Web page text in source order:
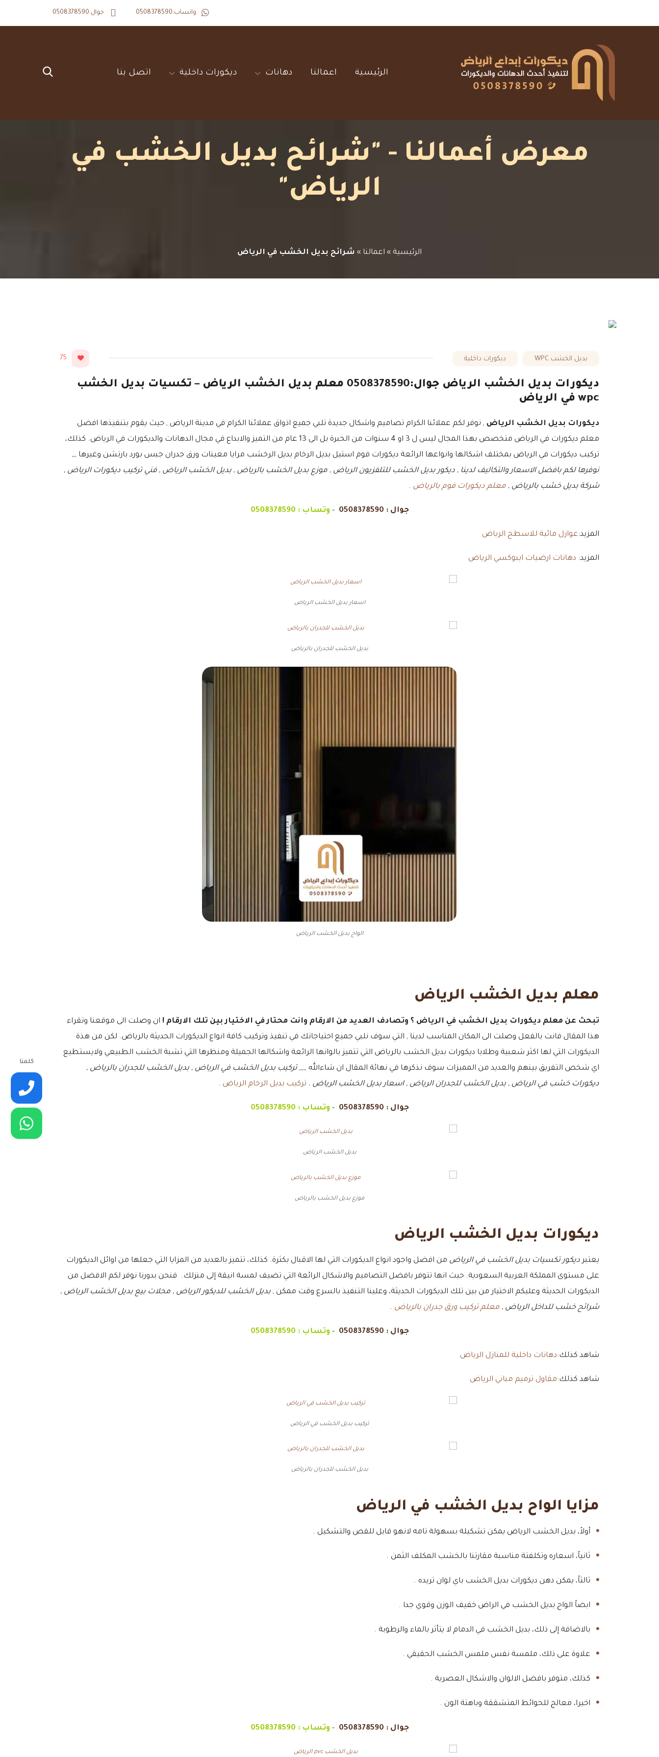
واتساب:0508378590 جوال:0508378590
الرئيسية‎ اعمالنا‎ دهانات‎ ديكورات داخلية‎ اتصل بنا‎
معرض أعمالنا - "شرائح بديل الخشب في
الرياض"
الرئيسية » اعمالنا » شرائح بديل الخشب في الرياض
بديل الخشب WPC ديكورات داخلية 75
ديكورات بديل الخشب الرياض جوال:0508378590 معلم بديل الخشب الرياض – تكسيات بديل الخشب
wpc في الرياض
ديكورات بديل الخشب الرياض , نوفر لكم عملائنا الكرام تصاميم واشكال جديدة تلبي جميع اذواق عملائنا الكرام في مدينة الرياض , حيث يقوم بتنفيذها افضل
معلم ديكورات في الرياض متخصص بهذا المجال ليس ل 3 او 4 سنوات من الخبرة بل الى 13 عام من التميز والابداع في مجال الدهانات والديكورات في الرياض. كذلك،
تركيب ديكورات في الرياض بمختلف اشكالها وانواعها الرائعة ديكورات فوم استيل بديل الرخام بديل الرخشب مرايا معينات ورق جدران جبس بورد بارتشن وغيرها ,,,
نوفرها لكم بافضل الاسعار والتكاليف لدينا , ديكور بديل الخشب للتلفزيون الرياض , موزع بديل الخشب بالرياض , بديل الخشب الرياض , فني تركيب ديكورات الرياض ,
شركة بديل خشب بالرياض , معلم ديكورات فوم بالرياض .
جوال :0508378590
– وتساب :0508378590
المزيد:عوازل مائية للاسطح الرياض
المزيد: دهانات ارضيات ايبوكسي الرياض
اسعار بديل الخشب الرياض
بديل الخشب للجدران بالرياض
الواح بديل الخشب الرياض
معلم بديل الخشب الرياض
تبحث عن معلم ديكورات بديل الخشب في الرياض ؟ وتصادف العديد من الارقام وانت محتار في الاختيار بين تلك الارقام ! ان وصلت الى موقعنا وتقراء
هذا المقال فانت بالفعل وصلت الى المكان المناسب لدينا , التي سوف نلبي جميع احتياجاتك في تنفيذ وتركيب كافة انواع الديكورات الحديثة بالرياض. لكن من هذة
الديكورات التي لها اكثر شعبية وطلابا ديكورات بديل الخشب بالرياض التي تتميز بالوانها الرائعة واشكالها الجميلة ومنظرها التي تشبة الخشب الطبيعي ولايستطيع
اي شخص التفريق بينهم والعديد من المميزات سوف نذكرها في نهائة المقال ان شاءالله ,,,,, تركيب بديل الخشب في الرياض , بديل الخشب للجدران بالرياض ,
ديكورات خشب في الرياض , بديل الخشب للجدران الرياض , اسعار بديل الخشب الرياض . تركيب بديل الرخام الرياض .
جوال :0508378590
– وتساب :0508378590
بديل الخشب الرياض
موزع بديل الخشب بالرياض
ديكورات بديل الخشب الرياض
يعتبرديكور تكسيات بديل الخشب في الرياض من افضل واجود انواع الديكورات التي لها الاقبال بكثرة. كذلك، تتميز بالعديد من المزايا التي جعلها من اوائل الديكورات
على مستوى المملكة العربية السعودية. حيث انها تتوفر بافضل التصاميم والاشكال الرائعة التي تضيف لمسة انيقة إلى منزلك. فنحن بدورنا نوفر لكم الافضل من
الديكورات الحديثة وعليكم الاختيار من بين تلك الديكورات الحديثة، وعلينا التنفيذ بالسرع وقت ممكن , بديل الخشب للديكور الرياض , محلات بيع بديل الخشب الرياض ,
شرائح خشب للداخل الرياض , معلم تركيب ورق جدران بالرياض .
جوال :0508378590
– وتساب :0508378590
شاهد كذلك:دهانات داخلية للمنازل الرياض
شاهد كذلك:مقاول ترميم مباني الرياض
تركيب بديل الخشب في الرياض
بديل الخشب للجدران بالرياض
مزايا الواح بديل الخشب في الرياض
أولاً، بديل الخشب الرياض يمكن تشكيلة بسهولة تامه لانهو قابل للقص والتشكيل .
ثانياً، اسعاره وتكلفتة مناسبة مقارتنا بالخشب المكلف الثمن .
ثالثاً، يمكن دهن ديكورات بديل الخشب باي لوان تريده .
ابضاً الواح بديل الخشب في الراض خفيف الوزن وقوي جدا .
بالاضافة إلى ذلك، بديل الخشب في الدمام لا يتأثر بالماء والرطوبة .
علاوة على ذلك، ملمسة نفس ملمس الخشب الحقيقي .
كذلك، متوفر بافضل الالوان والاشكال العصرية .
اخيرا، معالج للحوائط المتشققة وباهتة الون .
جوال :0508378590
– وتساب :0508378590
كلمنا